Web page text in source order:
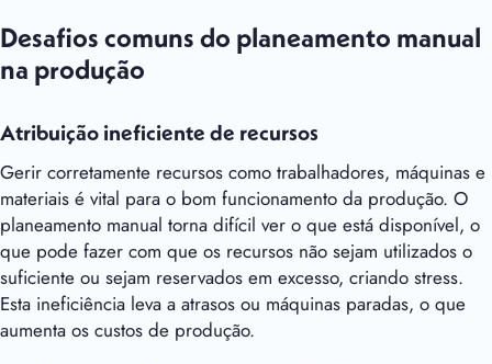
Desafios comuns do planeamento manual
na produção
Atribuição ineficiente de recursos
Gerir corretamente recursos como trabalhadores, máquinas e
materiais é vital para o bom funcionamento da produção. O
planeamento manual torna difícil ver o que está disponível, o
que pode fazer com que os recursos não sejam utilizados o
suficiente ou sejam reservados em excesso, criando stress.
Esta ineficiência leva a atrasos ou máquinas paradas, o que
aumenta os custos de produção.